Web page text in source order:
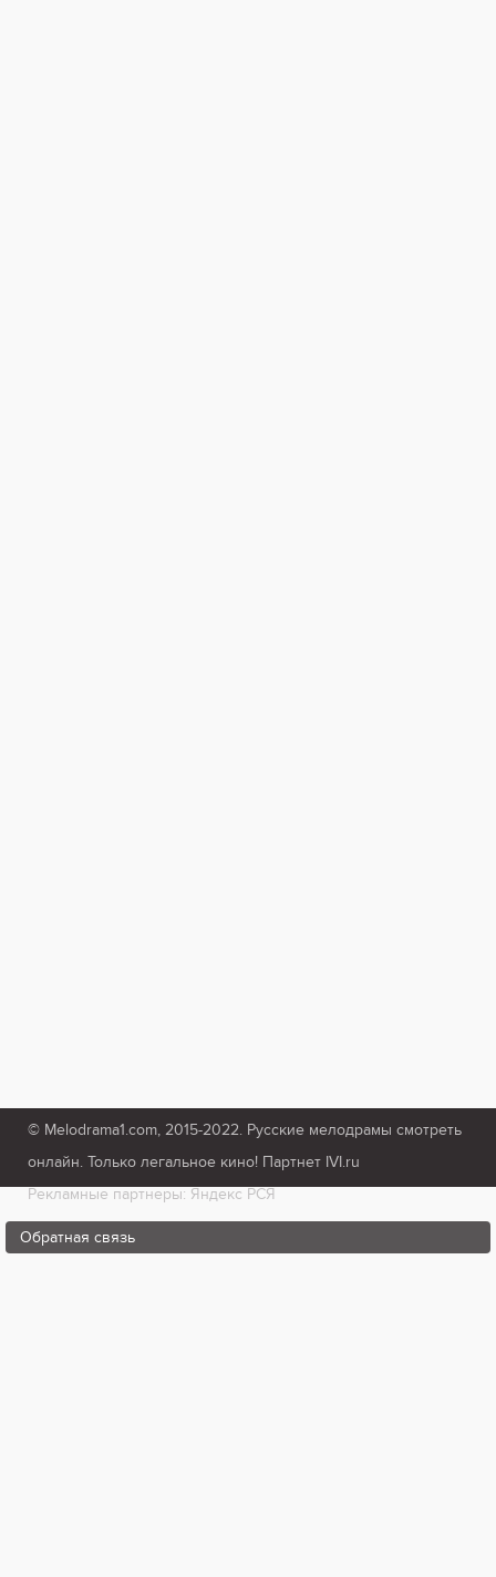
© Melodrama1.com, 2015-2022. Русские мелодрамы смотреть
онлайн. Только легальное кино! Партнет IVI.ru
Рекламные партнеры: Яндекс РСЯ
Обратная связь